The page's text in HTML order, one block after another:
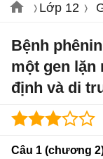
Lớp 12
Bệnh
một gen lặn
định và di
Câu 1 (chương